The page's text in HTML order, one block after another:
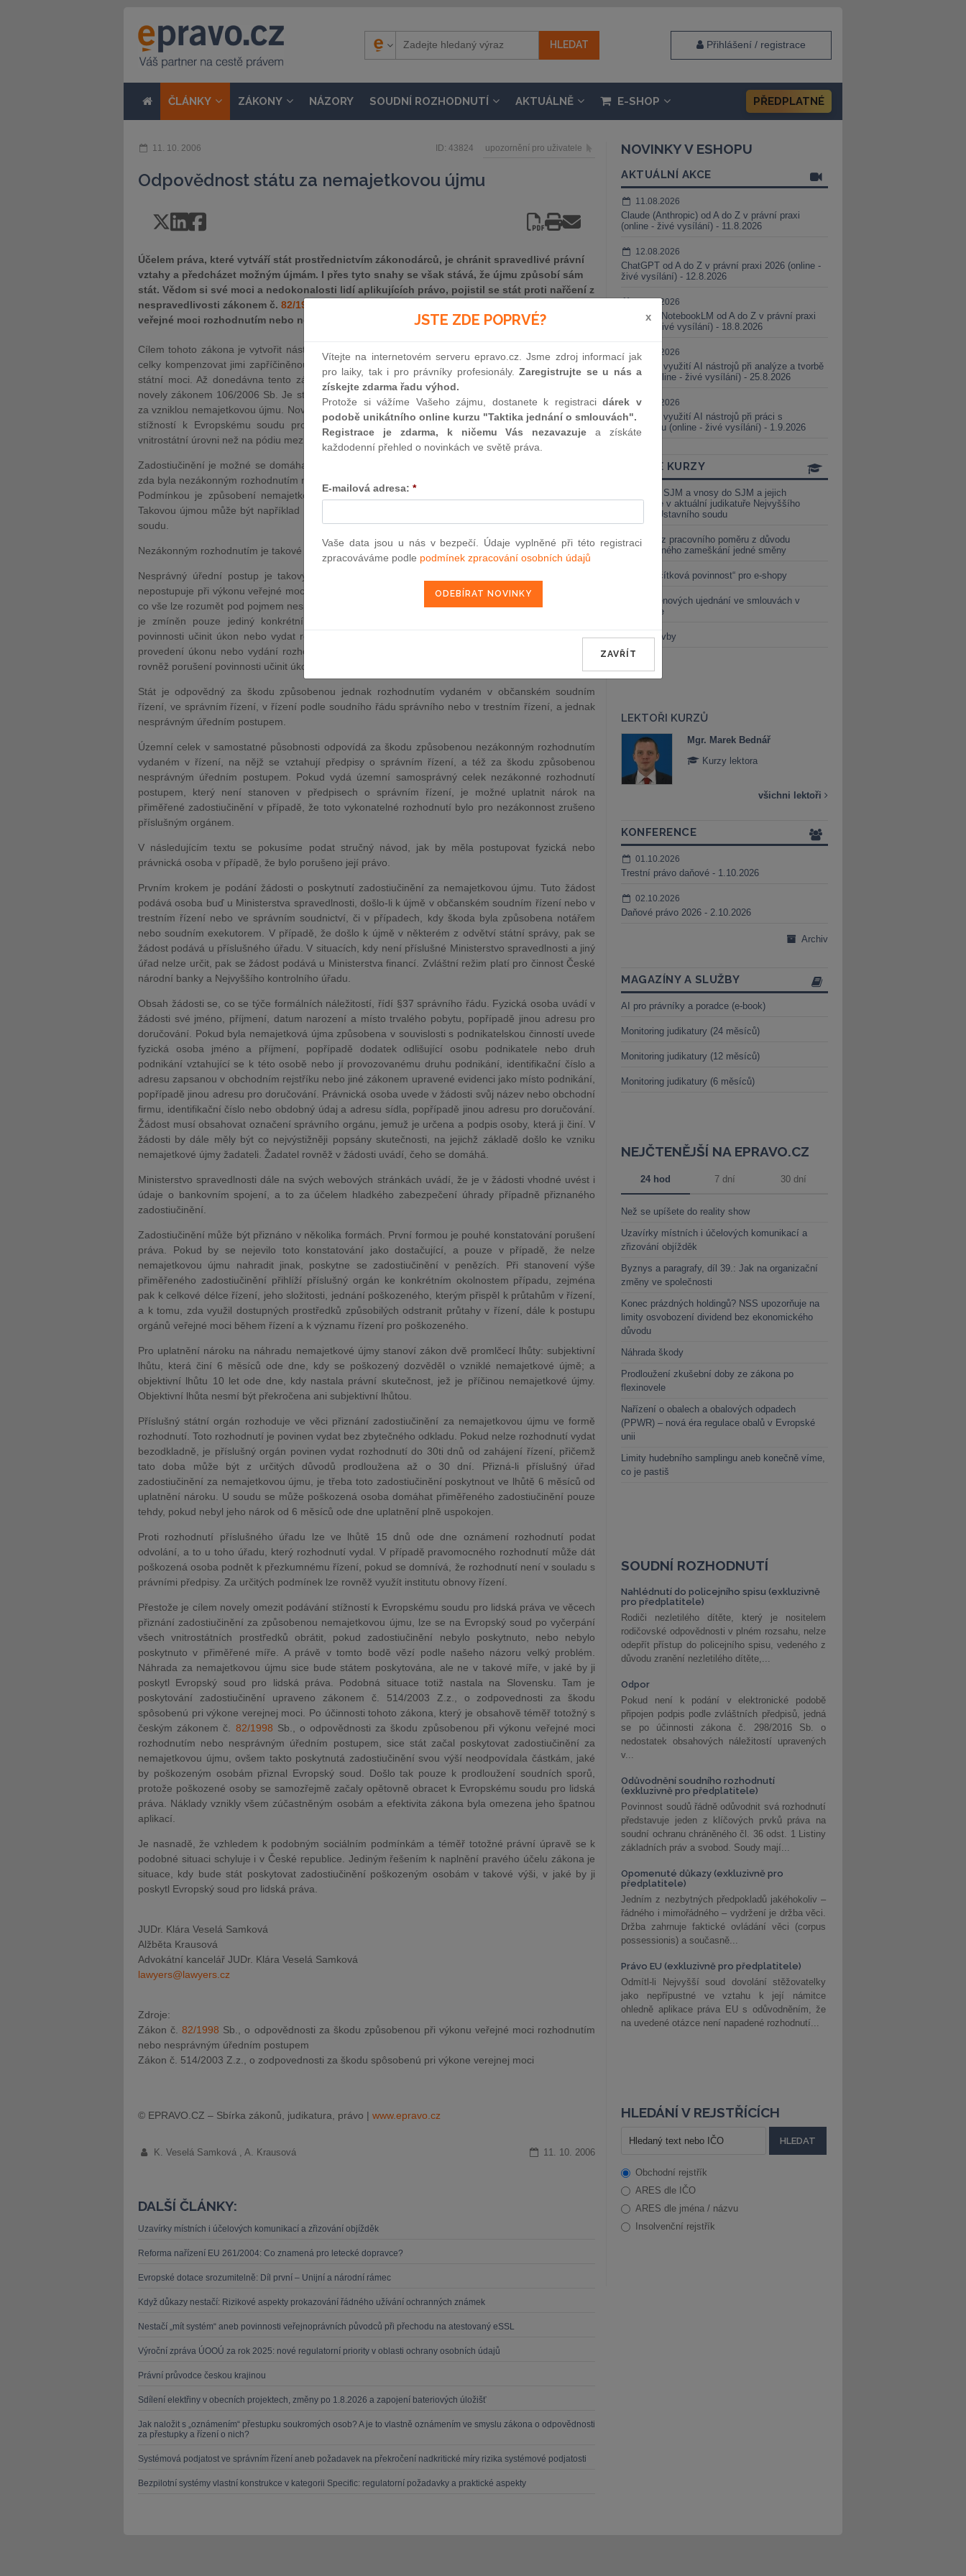
Přihlášení / registrace
ČLÁNKY ZÁKONY NÁZORY SOUDNÍ ROZHODNUTÍ AKTUÁLNĚ E-SHOP PŘEDPLATNÉ
11. 10. 2006 ID: 43824 upozornění pro uživatele
Odpovědnost státu za nemajetkovou újmu
Účelem práva, které vytváří stát prostřednictvím zákonodárců, je chránit spravedlivé právní
vztahy a předcházet možným újmám. I přes tyto snahy se však stává, že újmu způsobí sám
stát. Vědom si své moci a nedokonalosti lidí aplikujících právo, pojistil se stát proti nařčení z
nespravedlivosti zákonem č. 82/1998
veřejné moci rozhodnutím nebo nesprávným úředním postupem.
Cílem tohoto zákona je vytvořit nástroj, jehož pomocí budou státní orgány a územní samosprávné
celky kompenzovat jimi zapříčiněnou škodu, a to takovou škodu, která byla způsobena při výkonu
státní moci. Až donedávna tento zákon umožňoval státu nahrazovat pouze materiální škody. Od
novely zákonem 106/2006 Sb. Je státu dána možnost poskytnout rovněž přiměřené zadostiučinění
za vzniklou nemajetkovou újmu. Nová právní úprava má dosáhnout podstatného omezení podávání
stížností k Evropskému soudu pro lidská práva a řešení vlastních pochybení státu spíše na
vnitrostátní úrovni než na pódiu mezinárodního obecenstva.
Zadostiučinění je možné se domáhat na státu či územním samosprávném celku bez ohledu na to,
zda byla nezákonným rozhodnutím nebo nesprávným úředním postupem způsobena škoda či nikoli.
Podmínkou je způsobení nemajetkové újmy fyzické či právnické osobě porušením jejího práva.
Takovou újmou může být například újma způsobená nepřiměřeně dlouhým projednáváním sporů u
soudu.
Nezákonným rozhodnutím je takové rozhodnutí, které svým obsahem odporuje zákonu.
Nesprávný úřední postup je takový postup, kdy státní orgán nebo územní samosprávný celek
nepostupuje při výkonu veřejné moci způsobem uvedeným v zákoně. Sám zákon přímo nedefinuje,
co vše lze rozumět pod pojmem nesprávného úředního postupu. V §13 odst. 1 a §22 odst. 1 zákona
je zmíněn pouze jediný konkrétní příklad: „Nesprávným úředním postupem je také porušení
povinnosti učinit úkon nebo vydat rozhodnutí v zákonem stanovené lhůtě. Nestanoví-li zákon pro
provedení úkonu nebo vydání rozhodnutí žádnou lhůtu, považuje se za nesprávný úřední postup
rovněž porušení povinnosti učinit úkon nebo vydat rozhodnutí v přiměřené lhůtě.“
Stát je odpovědný za škodu způsobenou jednak rozhodnutím vydaném v občanském soudním
řízení, ve správním řízení, v řízení podle soudního řádu správního nebo v trestním řízení, a jednak
nesprávným úředním postupem.
Územní celek v samostatné působnosti odpovídá za škodu způsobenou nezákonným rozhodnutím
vydaném v řízení, na nějž se vztahují předpisy o správním řízení, a též za škodu způsobenou
nesprávným úředním postupem. Pokud vydá územní samosprávný celek nezákonné rozhodnutí
postupem, který není stanoven v předpisech o správním řízení, je možné uplatnit nárok na
přiměřené zadostiučinění v případě, že toto vykonatelné rozhodnutí bylo pro nezákonnost zrušeno
příslušným orgánem.
V následujícím textu se pokusíme podat stručný návod, jak by měla postupovat fyzická nebo
právnická osoba v případě, že bylo porušeno její právo.
Prvním krokem je podání žádosti o poskytnutí zadostiučinění za nemajetkovou újmu. Tuto žádost
podává osoba buď u Ministerstva spravedlnosti, došlo-li k újmě v občanském soudním řízení nebo v
trestním řízení nebo ve správním soudnictví, či v případech, kdy škoda byla způsobena notářem
nebo soudním exekutorem. V případě, že došlo k újmě v některém z odvětví státní správy, pak se
žádost podává u příslušného úřadu. V situacích, kdy není příslušné Ministerstvo spravedlnosti a jiný
úřad nelze určit, pak se žádost podává u Ministerstva financí. Zvláštní režim platí pro činnost České
národní banky a Nejvyššího kontrolního úřadu.
Obsah žádosti se, co se týče formálních náležitostí, řídí §37 správního řádu. Fyzická osoba uvádí v
žádosti své jméno, příjmení, datum narození a místo trvalého pobytu, popřípadě jinou adresu pro
doručování. Pokud byla nemajetková újma způsobena v souvislosti s podnikatelskou činností uvede
fyzická osoba jméno a příjmení, popřípadě dodatek odlišující osobu podnikatele nebo druh
podnikání vztahující se k této osobě nebo jí provozovanému druhu podnikání, identifikační číslo a
adresu zapsanou v obchodním rejstříku nebo jiné zákonem upravené evidenci jako místo podnikání,
popřípadě jinou adresu pro doručování. Právnická osoba uvede v žádosti svůj název nebo obchodní
firmu, identifikační číslo nebo obdobný údaj a adresu sídla, popřípadě jinou adresu pro doručování.
Žádost musí obsahovat označení správního orgánu, jemuž je určena a podpis osoby, která ji činí. V
žádosti by dále měly být co nejvýstižněji popsány skutečnosti, na jejichž základě došlo ke vzniku
nemajetkové újmy žadateli. Žadatel rovněž v žádosti uvádí, čeho se domáhá.
Ministerstvo spravedlnosti dále na svých webových stránkách uvádí, že je v žádosti vhodné uvést i
údaje o bankovním spojení, a to za účelem hladkého zabezpečení úhrady případně přiznaného
zadostiučinění.
Zadostiučinění může být přiznáno v několika formách. První formou je pouhé konstatování porušení
práva. Pokud by se nejevilo toto konstatování jako dostačující, a pouze v případě, že nelze
nemajetkovou újmu nahradit jinak, poskytne se zadostiučinění v penězích. Při stanovení výše
přiměřeného zadostiučinění přihlíží příslušný orgán ke konkrétním okolnostem případu, zejména
pak k celkové délce řízení, jeho složitosti, jednání poškozeného, kterým přispěl k průtahům v řízení,
a k tomu, zda využil dostupných prostředků způsobilých odstranit průtahy v řízení, dále k postupu
orgánů veřejné moci během řízení a k významu řízení pro poškozeného.
Pro uplatnění nároku na náhradu nemajetkové újmy stanoví zákon dvě promlčecí lhůty: subjektivní
lhůtu, která činí 6 měsíců ode dne, kdy se poškozený dozvěděl o vzniklé nemajetkové újmě; a
objektivní lhůtu 10 let ode dne, kdy nastala právní skutečnost, jež je příčinou nemajetkové újmy.
Objektivní lhůta nesmí být překročena ani subjektivní lhůtou.
Příslušný státní orgán rozhoduje ve věci přiznání zadostiučinění za nemajetkovou újmu ve formě
rozhodnutí. Toto rozhodnutí je povinen vydat bez zbytečného odkladu. Pokud nelze rozhodnutí vydat
bezodkladně, je příslušný orgán povinen vydat rozhodnutí do 30ti dnů od zahájení řízení, přičemž
tato doba může být z určitých důvodů prodloužena až o 30 dní. Přizná-li příslušný úřad
zadostiučinění za nemajetkovou újmu, je třeba toto zadostiučinění poskytnout ve lhůtě 6 měsíců od
uplatnění nároku. U soudu se může poškozená osoba domáhat přiměřeného zadostiučinění pouze
tehdy, pokud nebyl jeho nárok od 6 měsíců ode dne uplatnění plně uspokojen.
Proti rozhodnutí příslušného úřadu lze ve lhůtě 15 dnů ode dne oznámení rozhodnutí podat
odvolání, a to u toho úřadu, který rozhodnutí vydal. V případě pravomocného rozhodnutí může dát
poškozená osoba podnět k přezkumnému řízení, pokud se domnívá, že rozhodnutí není v souladu s
právními předpisy. Za určitých podmínek lze rovněž využít institutu obnovy řízení.
Přestože je cílem novely omezit podávání stížností k Evropskému soudu pro lidská práva ve věcech
přiznání zadostiučinění za způsobenou nemajetkovou újmu, lze se na Evropský soud po vyčerpání
všech vnitrostátních prostředků obrátit, pokud zadostiučinění nebylo poskytnuto, nebo nebylo
poskytnuto v přiměřené míře. A právě v tomto bodě vězí podle našeho názoru velký problém.
Náhrada za nemajetkovou újmu sice bude státem poskytována, ale ne v takové míře, v jaké by ji
poskytl Evropský soud pro lidská práva. Podobná situace totiž nastala na Slovensku. Tam je
poskytování zadostiučinění upraveno zákonem č. 514/2003 Z.z., o zodpovednosti za škodu
spôsobenú pri výkone verejnej moci. Po účinnosti tohoto zákona, který je obsahově téměř totožný s
českým zákonem č. 82/1998 Sb., o odpovědnosti za škodu způsobenou při výkonu veřejné moci
rozhodnutím nebo nesprávným úředním postupem, sice stát začal poskytovat zadostiučinění za
nemajetkovou újmu, ovšem takto poskytnutá zadostiučinění svou výší neodpovídala částkám, jaké
by poškozeným osobám přiznal Evropský soud. Došlo tak pouze k prodloužení soudních sporů,
protože poškozené osoby se samozřejmě začaly opětovně obracet k Evropskému soudu pro lidská
práva. Náklady vznikly všem zúčastněným osobám a efektivita zákona byla omezena jeho špatnou
aplikací.
Je nasnadě, že vzhledem k podobným sociálním podmínkám a téměř totožné právní úpravě se k
podobné situaci schyluje i v České republice. Jediným řešením k naplnění pravého účelu zákona je
situace, kdy bude stát poskytovat zadostiučinění poškozeným osobám v takové výši, v jaké by ji
poskytl Evropský soud pro lidská práva.
JUDr. Klára Veselá Samková
Alžběta Krausová
Advokátní kancelář JUDr. Klára Veselá Samková
lawyers@lawyers.cz
Zdroje:
Zákon č.82/1998 Sb., o odpovědnosti za škodu způsobenou při výkonu veřejné moci rozhodnutím
nebo nesprávným úředním postupem
Zákon č. 514/2003 Z.z., o zodpovednosti za škodu spôsobenú pri výkone verejnej moci
© EPRAVO.CZ – Sbírka zákonů, judikatura, právo | www.epravo.cz
K. Veselá Samková , A. Krausová 11. 10. 2006
DALŠÍ ČLÁNKY:
Uzavírky místních i účelových komunikací a zřizování objížděk
Reforma nařízení EU 261/2004: Co znamená pro letecké dopravce?
Evropské dotace srozumitelně: Díl první – Unijní a národní rámec
Když důkazy nestačí: Rizikové aspekty prokazování řádného užívání ochranných známek
Nestačí „mít systém“ aneb povinnosti veřejnoprávních původců při přechodu na atestovaný eSSL
Výroční zpráva ÚOOÚ za rok 2025: nové regulatorní priority v oblasti ochrany osobních údajů
Právní průvodce českou krajinou
Sdílení elektřiny v obecních projektech, změny po 1.8.2026 a zapojení bateriových úložišť
Jak naložit s „oznámením“ přestupku soukromých osob? A je to vlastně oznámením ve smyslu zákona o odpovědnosti
za přestupky a řízení o nich?
Systémová podjatost ve správním řízení aneb požadavek na překročení nadkritické míry rizika systémové podjatosti
Bezpilotní systémy vlastní konstrukce v kategorii Specific: regulatorní požadavky a praktické aspekty
NOVINKY V ESHOPU
AKTUÁLNÍ AKCE
11.08.2026
Claude (Anthropic) od A do Z v právní praxi
(online - živé vysílání) - 11.8.2026
12.08.2026
ChatGPT od A do Z v právní praxi 2026 (online -
živé vysílání) - 12.8.2026
18.08.2026
Gemini a NotebookLM od A do Z v právní praxi
(online - živé vysílání) - 18.8.2026
25.08.2026
Praktické využití AI nástrojů při analýze a tvorbě
smluv (online - živé vysílání) - 25.8.2026
01.09.2026
Praktické využití AI nástrojů při práci s
judikaturou (online - živé vysílání) - 1.9.2026
ONLINE KURZY
Vnosy ze SJM a vnosy do SJM a jejich
valorizace v aktuální judikatuře Nejvyššího
soudu a Ústavního soudu
Výpověď z pracovního poměru z důvodu
neomluveného zameškání jedné směny
Nová „tlačítková povinnost“ pro e-shopy
Změna cenových ujednání ve smlouvách v
energetice
Černé stavby
LEKTOŘI KURZŮ
JUDr. Tomáš Nielsen
JUDr. Tomáš Sokol
Kurzy lektora
MCIArb
Kurzy lektora
Mgr. Marek Bednář
Kurzy lektora
všichni lektoři
KONFERENCE
01.10.2026
Trestní právo daňové - 1.10.2026
02.10.2026
Daňové právo 2026 - 2.10.2026
Archiv
MAGAZÍNY A SLUŽBY
AI pro právníky a poradce (e-book)
Monitoring judikatury (24 měsíců)
Monitoring judikatury (12 měsíců)
Monitoring judikatury (6 měsíců)
NEJČTENĚJŠÍ NA EPRAVO.CZ
24 hod 7 dní 30 dní
Než se upíšete do reality show
Uzavírky místních i účelových komunikací a
zřizování objížděk
Byznys a paragrafy, díl 39.: Jak na organizační
změny ve společnosti
Konec prázdných holdingů? NSS upozorňuje na
limity osvobození dividend bez ekonomického
důvodu
Náhrada škody
Prodloužení zkušební doby ze zákona po
flexinovele
Nařízení o obalech a obalových odpadech
(PPWR) – nová éra regulace obalů v Evropské
unii
Limity hudebního samplingu aneb konečně víme,
co je pastiš
SOUDNÍ ROZHODNUTÍ
Nahlédnutí do policejního spisu (exkluzivně
pro předplatitele)
Rodiči nezletilého dítěte, který je nositelem
rodičovské odpovědnosti v plném rozsahu, nelze
odepřít přístup do policejního spisu, vedeného z
důvodu zranění nezletilého dítěte,...
Odpor
Pokud není k podání v elektronické podobě
připojen podpis podle zvláštních předpisů, jedná
se po účinnosti zákona č. 298/2016 Sb. o
nedostatek obsahových náležitostí upravených
v...
Odůvodnění soudního rozhodnutí
(exkluzivně pro předplatitele)
Povinnost soudů řádně odůvodnit svá rozhodnutí
představuje jeden z klíčových prvků práva na
soudní ochranu chráněného čl. 36 odst. 1 Listiny
základních práv a svobod. Soudy mají...
Opomenuté důkazy (exkluzivně pro
předplatitele)
Jedním z nezbytných předpokladů jakéhokoliv –
řádného i mimořádného – vydržení je držba věci.
Držba zahrnuje faktické ovládání věci (corpus
possessionis) a současně...
Právo EU (exkluzivně pro předplatitele)
Odmítl-li Nejvyšší soud dovolání stěžovatelky
jako nepřípustné ve vztahu k její námitce
ohledně aplikace práva EU s odůvodněním, že
na uvedené otázce není napadené rozhodnutí...
HLEDÁNÍ V REJSTŘÍCÍCH
Obchodní rejstřík
ARES dle IČO
ARES dle jména / názvu
Insolvenční rejstřík
JSTE ZDE POPRVÉ? x
Vítejte na internetovém serveru epravo.cz. Jsme zdroj informací jak
pro laiky, tak i pro právníky profesionály.Zaregistrujte se u nás a
získejte zdarma řadu výhod.
Protože si vážíme Vašeho zájmu, dostanete k registracidárek v
podobě unikátního online kurzu "Taktika jednání o smlouvách".
Registrace je zdarma, k ničemu Vás nezavazuje a získáte
každodenní přehled o novinkách ve světě práva.
E-mailová adresa: *
Vaše data jsou u nás v bezpečí. Údaje vyplněné při této registraci
zpracováváme podle podmínek zpracování osobních údajů
ZAVŘÍT